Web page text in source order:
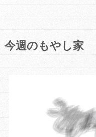
今週のもやし家